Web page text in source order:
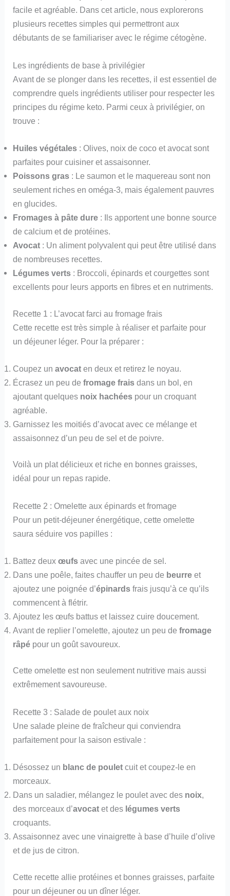
facile et agréable. Dans cet article, nous explorerons
plusieurs recettes simples qui permettront aux
débutants de se familiariser avec le régime cétogène.
Les ingrédients de base à privilégier
Avant de se plonger dans les recettes, il est essentiel de
comprendre quels ingrédients utiliser pour respecter les
principes du régime keto. Parmi ceux à privilégier, on
trouve :
Huiles végétales : Olives, noix de coco et avocat sont
parfaites pour cuisiner et assaisonner.
Poissons gras : Le saumon et le maquereau sont non
seulement riches en oméga-3, mais également pauvres
en glucides.
Fromages à pâte dure : Ils apportent une bonne source
de calcium et de protéines.
Avocat : Un aliment polyvalent qui peut être utilisé dans
de nombreuses recettes.
Légumes verts : Broccoli, épinards et courgettes sont
excellents pour leurs apports en fibres et en nutriments.
Recette 1 : L’avocat farci au fromage frais
Cette recette est très simple à réaliser et parfaite pour
un déjeuner léger. Pour la préparer :
Coupez unavocat en deux et retirez le noyau.
Écrasez un peu defromage frais dans un bol, en
ajoutant quelques noix hachées pour un croquant
agréable.
Garnissez les moitiés d’avocat avec ce mélange et
assaisonnez d’un peu de sel et de poivre.
Voilà un plat délicieux et riche en bonnes graisses,
idéal pour un repas rapide.
Recette 2 : Omelette aux épinards et fromage
Pour un petit-déjeuner énergétique, cette omelette
saura séduire vos papilles :
Battez deuxœufs avec une pincée de sel.
Dans une poêle, faites chauffer un peu de beurre et
ajoutez une poignée d’épinards frais jusqu’à ce qu’ils
commencent à flétrir.
Ajoutez les œufs battus et laissez cuire doucement.
Avant de replier l’omelette, ajoutez un peu defromage
râpé pour un goût savoureux.
Cette omelette est non seulement nutritive mais aussi
extrêmement savoureuse.
Recette 3 : Salade de poulet aux noix
Une salade pleine de fraîcheur qui conviendra
parfaitement pour la saison estivale :
Désossez un blanc de poulet cuit et coupez-le en
morceaux.
Dans un saladier, mélangez le poulet avec des noix,
des morceaux d’avocat et des légumes verts
croquants.
Assaisonnez avec une vinaigrette à base d’huile d’olive
et de jus de citron.
Cette recette allie protéines et bonnes graisses, parfaite
pour un déjeuner ou un dîner léger.